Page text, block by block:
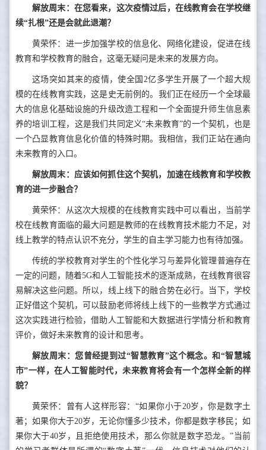
解放周末：在您看来，这次疫情过后，在线教育会在学校继
续“扎根”还是会就此退潮？
黄荣怀：进一步加强学校的信息化、网络化建设，促进在线
教育和学校教育的融合，这毫无疑问是未来的发展方向。
这场突如其来的疫情，使全国2亿多学生开展了一个超大规
模的在线教育实践，这是史无前例的。我们正在经历一个全球最
大的信息化基础设施的升级改造工程和一个全面提升师生信息素
养的培训工程，这是我们共同定义“未来教育”的一个契机，也是
一个凸显教育信息化价值的特殊时期。我相信，我们正站在通向
未来教育的入口。
解放周末：应该如何抓住这个契机，加速在线教育和学校教
育的进一步融合？
黄荣怀：从这次大规模的在线教育实践中可以看出，当前学
校在线教育面临的最大问题是教师的在线教育技术能力不足，对
线上教学的特点认识不充分，学生的自主学习能力也有待加强。
传统的学校教育对学生的个性化学习与差异化管理普遍存在
一定的问题，随着5G和人工智能技术的逐渐成熟，在线教育很容
易解决这些问题。所以，线上线下的融合势在必行。当下，学校
正好借这个契机，可以鼓励老师将线上线下的一些教学方式通过
这次实践进行检验，借助人工智能和大数据进行学情分析和教育
评价，做好未来教育的设计和思考。
解放周末：您曾经提到过“智慧教育”这个概念。和“智慧城
市”一样，在人工智能时代，未来教育将会有一个怎样全新的样
貌？
黄荣怀：曾有人这样形容：“如果你小于20岁，你是数字土
著；如果你大于20岁，无论你懂多少技术，你都是数字移民；如
果你大于40岁，且拒绝使用技术，那么你就是数字恐龙。”当前